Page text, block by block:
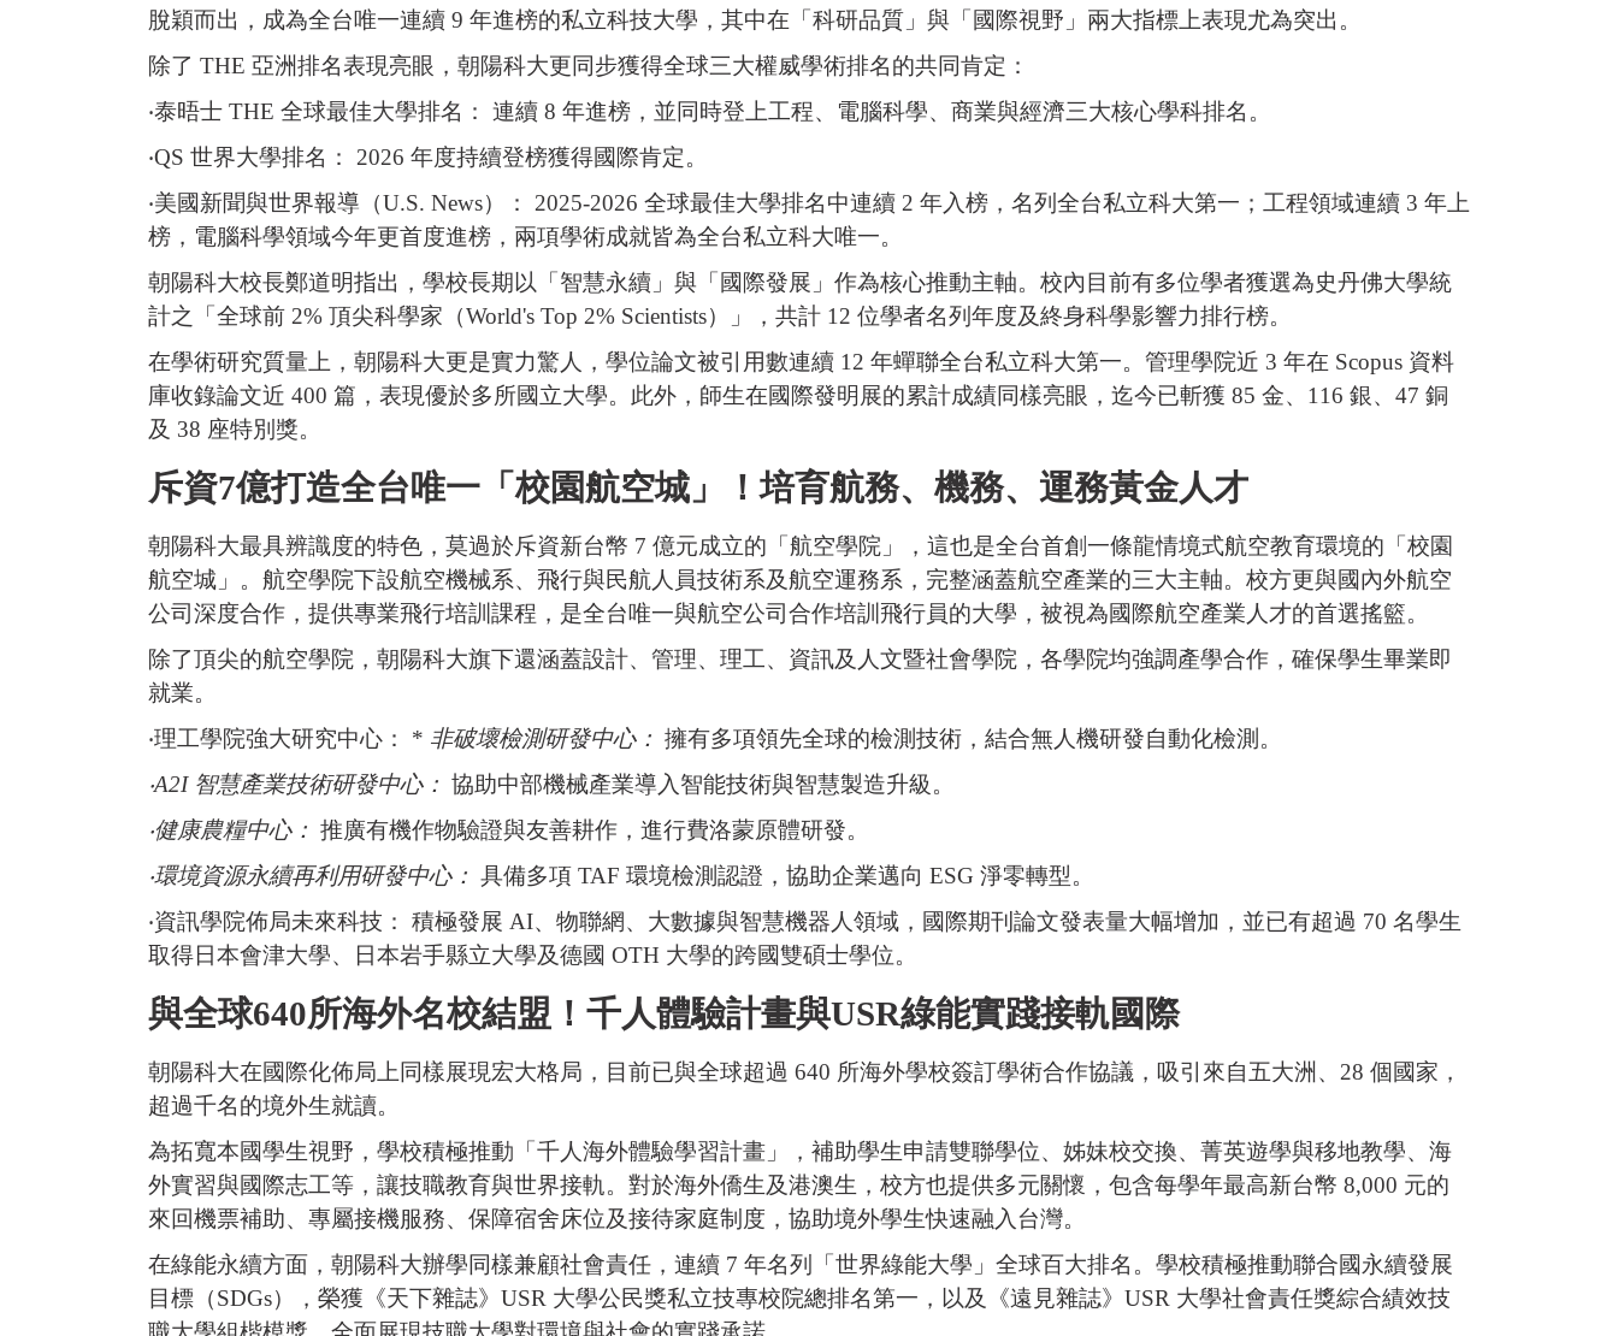
脫穎而出，成為全台唯一連續 9 年進榜的私立科技大學，其中在「科研品質」與「國際視野」兩大指標上表現尤為突出。
除了 THE 亞洲排名表現亮眼，朝陽科大更同步獲得全球三大權威學術排名的共同肯定：
‧泰晤士 THE 全球最佳大學排名： 連續 8 年進榜，並同時登上工程、電腦科學、商業與經濟三大核心學科排名。
‧QS 世界大學排名： 2026 年度持續登榜獲得國際肯定。
‧美國新聞與世界報導（U.S. News）： 2025-2026 全球最佳大學排名中連續 2 年入榜，名列全台私立科大第一；工程領域連續 3 年上
榜，電腦科學領域今年更首度進榜，兩項學術成就皆為全台私立科大唯一。
朝陽科大校長鄭道明指出，學校長期以「智慧永續」與「國際發展」作為核心推動主軸。校內目前有多位學者獲選為史丹佛大學統
計之「全球前 2% 頂尖科學家（World's Top 2% Scientists）」，共計 12 位學者名列年度及終身科學影響力排行榜。
在學術研究質量上，朝陽科大更是實力驚人，學位論文被引用數連續 12 年蟬聯全台私立科大第一。管理學院近 3 年在 Scopus 資料
庫收錄論文近 400 篇，表現優於多所國立大學。此外，師生在國際發明展的累計成績同樣亮眼，迄今已斬獲 85 金、116 銀、47 銅
及 38 座特別獎。
斥資7億打造全台唯一「校園航空城」！培育航務、機務、運務黃金人才
朝陽科大最具辨識度的特色，莫過於斥資新台幣 7 億元成立的「航空學院」，這也是全台首創一條龍情境式航空教育環境的「校園
航空城」。航空學院下設航空機械系、飛行與民航人員技術系及航空運務系，完整涵蓋航空產業的三大主軸。校方更與國內外航空
公司深度合作，提供專業飛行培訓課程，是全台唯一與航空公司合作培訓飛行員的大學，被視為國際航空產業人才的首選搖籃。
除了頂尖的航空學院，朝陽科大旗下還涵蓋設計、管理、理工、資訊及人文暨社會學院，各學院均強調產學合作，確保學生畢業即
就業。
‧理工學院強大研究中心： * 非破壞檢測研發中心： 擁有多項領先全球的檢測技術，結合無人機研發自動化檢測。
‧A2I 智慧產業技術研發中心： 協助中部機械產業導入智能技術與智慧製造升級。
‧健康農糧中心： 推廣有機作物驗證與友善耕作，進行費洛蒙原體研發。
‧環境資源永續再利用研發中心： 具備多項 TAF 環境檢測認證，協助企業邁向 ESG 淨零轉型。
‧資訊學院佈局未來科技： 積極發展 AI、物聯網、大數據與智慧機器人領域，國際期刊論文發表量大幅增加，並已有超過 70 名學生
取得日本會津大學、日本岩手縣立大學及德國 OTH 大學的跨國雙碩士學位。
與全球640所海外名校結盟！千人體驗計畫與USR綠能實踐接軌國際
朝陽科大在國際化佈局上同樣展現宏大格局，目前已與全球超過 640 所海外學校簽訂學術合作協議，吸引來自五大洲、28 個國家，
超過千名的境外生就讀。
為拓寬本國學生視野，學校積極推動「千人海外體驗學習計畫」，補助學生申請雙聯學位、姊妹校交換、菁英遊學與移地教學、海
外實習與國際志工等，讓技職教育與世界接軌。對於海外僑生及港澳生，校方也提供多元關懷，包含每學年最高新台幣 8,000 元的
來回機票補助、專屬接機服務、保障宿舍床位及接待家庭制度，協助境外學生快速融入台灣。
在綠能永續方面，朝陽科大辦學同樣兼顧社會責任，連續 7 年名列「世界綠能大學」全球百大排名。學校積極推動聯合國永續發展
目標（SDGs），榮獲《天下雜誌》USR 大學公民獎私立技專校院總排名第一，以及《遠見雜誌》USR 大學社會責任獎綜合績效技